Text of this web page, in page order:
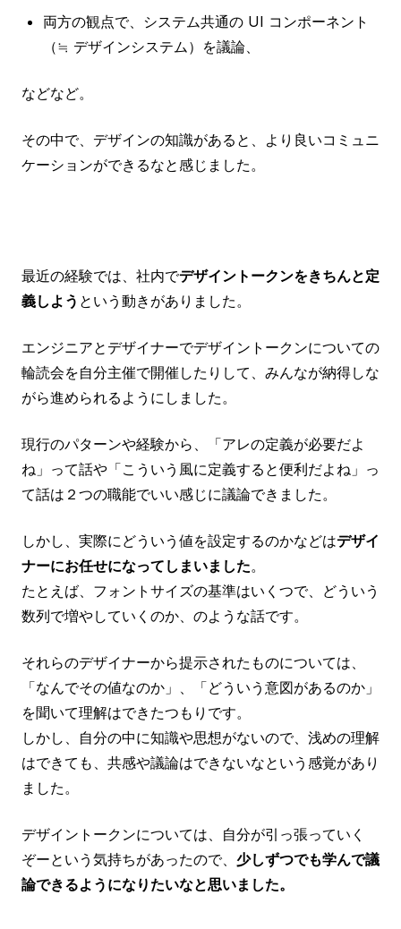
両方の観点で、システム共通の UI コンポーネント
（≒ デザインシステム）を議論、
などなど。
その中で、デザインの知識があると、より良いコミュニ
ケーションができるなと感じました。
最近の経験では、社内でデザイントークンをきちんと定
義しよう という動きがありました。
エンジニアとデザイナーでデザイントークンについての
輪読会を自分主催で開催したりして、みんなが納得しな
がら進められるようにしました。
現行のパターンや経験から、「アレの定義が必要だよ
ね」って話や「こういう風に定義すると便利だよね」っ
て話は２つの職能でいい感じに議論できました。
しかし、実際にどういう値を設定するのかなどはデザイ
ナーにお任せになってしまいました。
たとえば、フォントサイズの基準はいくつで、どういう
数列で増やしていくのか、のような話です。
それらのデザイナーから提示されたものについては、
「なんでその値なのか」、「どういう意図があるのか」
を聞いて理解はできたつもりです。
しかし、自分の中に知識や思想がないので、浅めの理解
はできても、共感や議論はできないなという感覚があり
ました。
デザイントークンについては、自分が引っ張っていく
ぞーという気持ちがあったので、 少しずつでも学んで議
論できるようになりたいなと思いました。